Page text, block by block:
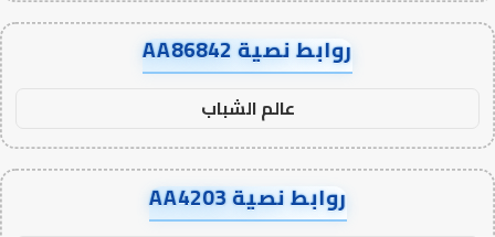
روابط نصية AA86842
عالم الشباب
روابط نصية AA4203